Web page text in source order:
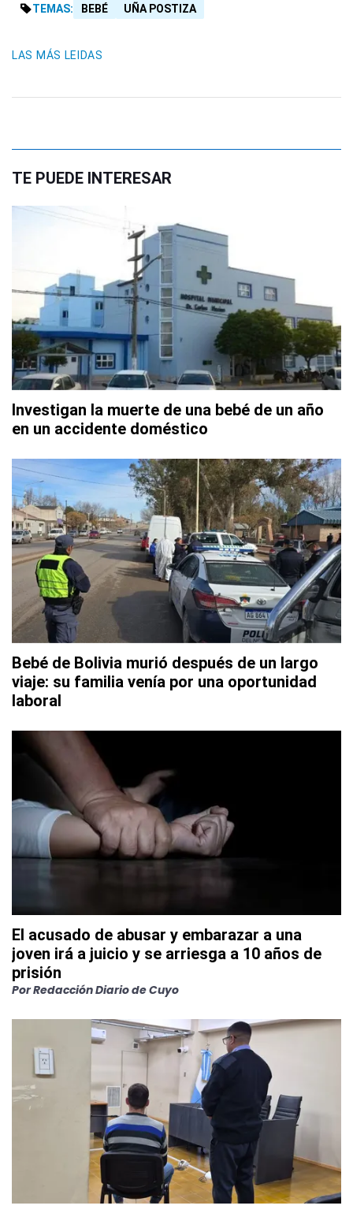
TEMAS: BEBÉ UÑA POSTIZA
LAS MÁS LEIDAS
TE PUEDE INTERESAR
Investigan la muerte de una bebé de un año
en un accidente doméstico
Bebé de Bolivia murió después de un largo
viaje: su familia venía por una oportunidad
laboral
El acusado de abusar y embarazar a una
joven irá a juicio y se arriesga a 10 años de
prisión
PorRedacción Diario de Cuyo